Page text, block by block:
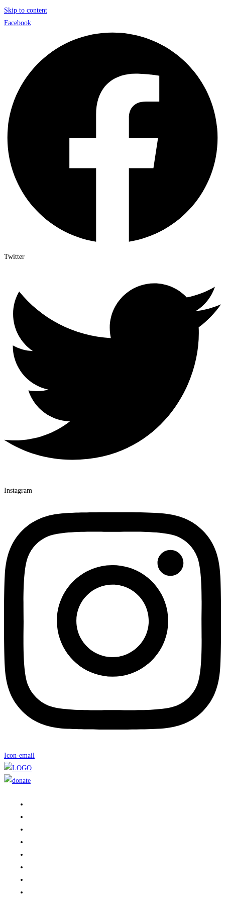
Skip to content
Facebook
Twitter
Instagram
Icon-email